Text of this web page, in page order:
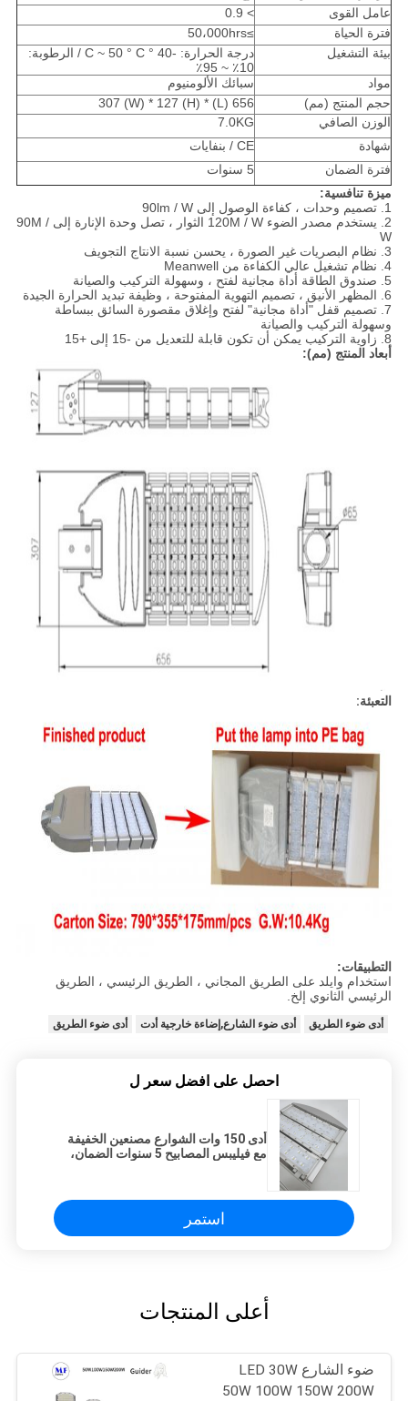
عامل القوى
> 0.9
فترة الحياة
≥50،000hrs
بيئة التشغيل
درجة الحرارة: -40 ° C ~ 50 ° C / الرطوبة:
10٪ ~ 95٪
مواد
سبائك الألومنيوم
حجم المنتج (مم)
656 (L) * 307 (W) * 127 (H)
الوزن الصافي
7.0KG
شهادة
CE / بنفايات
فترة الضمان
5 سنوات
ميزة تنافسية:
1. تصميم وحدات ، كفاءة الوصول إلى 90lm / W
2. يستخدم مصدر الضوء 120M / W الثوار ، تصل وحدة الإنارة إلى 90M /
W
3. نظام البصريات غير الصورة ، يحسن نسبة الانتاج التجويف
4. نظام تشغيل عالي الكفاءة من Meanwell
5. صندوق الطاقة أداة مجانية لفتح ، وسهولة التركيب والصيانة
6. المظهر الأنيق ، تصميم التهوية المفتوحة ، وظيفة تبديد الحرارة الجيدة
7. تصميم قفل "أداة مجانية" لفتح وإغلاق مقصورة السائق ببساطة
وسهولة التركيب والصيانة
8. زاوية التركيب يمكن أن تكون قابلة للتعديل من -15 إلى +15
أبعاد المنتج (مم):
التعبئة:
التطبيقات:
استخدام وايلد على الطريق المجاني ، الطريق الرئيسي ، الطريق
الرئيسي الثانوي إلخ.
أدى ضوء الطريق أدى ضوء الشارع,إضاءة خارجية أدت أدى ضوء الطريق
احصل على افضل سعر ل
أدى 150 وات الشوارع مصنعين الخفيفة
مع فيليبس المصابيح 5 سنوات الضمان،
استمر
أعلى المنتجات
ضوء الشارع LED 30W
50W 100W 150W 200W